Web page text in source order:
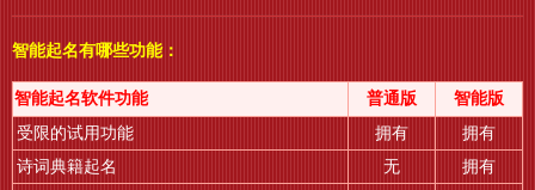
智能起名有哪些功能：
智能起名软件功能 普通版
智能版
受限的试用功能
拥有
拥有
诗词典籍起名
无
拥有